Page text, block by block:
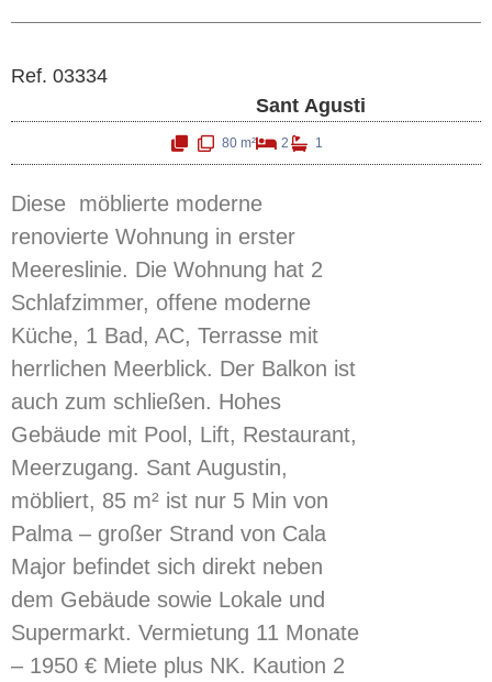
Ref. 03334
Sant Agusti
80 m² 2 1
Diese möblierte moderne
renovierte Wohnung in erster
Meereslinie. Die Wohnung hat 2
Schlafzimmer, offene moderne
Küche, 1 Bad, AC, Terrasse mit
herrlichen Meerblick. Der Balkon ist
auch zum schließen. Hohes
Gebäude mit Pool, Lift, Restaurant,
Meerzugang. Sant Augustin,
möbliert, 85 m² ist nur 5 Min von
Palma – großer Strand von Cala
Major befindet sich direkt neben
dem Gebäude sowie Lokale und
Supermarkt. Vermietung 11 Monate
– 1950 € Miete plus NK. Kaution 2